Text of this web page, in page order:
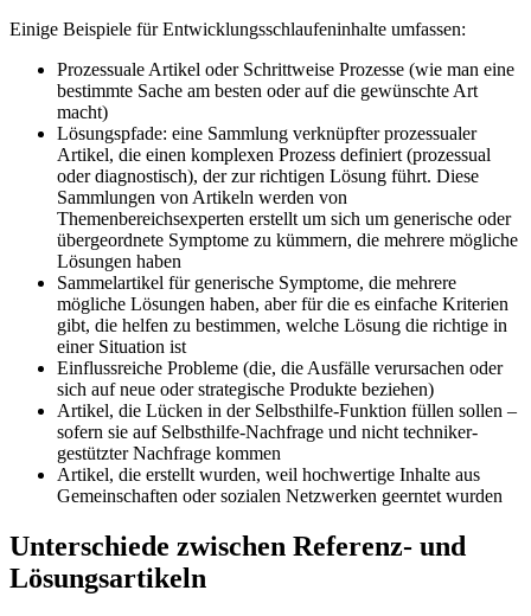
Einige Beispiele für Entwicklungsschlaufeninhalte umfassen:
Prozessuale Artikel oder Schrittweise Prozesse (wie man eine
bestimmte Sache am besten oder auf die gewünschte Art
macht)
Lösungspfade: eine Sammlung verknüpfter prozessualer
Artikel, die einen komplexen Prozess definiert (prozessual
oder diagnostisch), der zur richtigen Lösung führt. Diese
Sammlungen von Artikeln werden von
Themenbereichsexperten erstellt um sich um generische oder
übergeordnete Symptome zu kümmern, die mehrere mögliche
Lösungen haben
Sammelartikel für generische Symptome, die mehrere
mögliche Lösungen haben, aber für die es einfache Kriterien
gibt, die helfen zu bestimmen, welche Lösung die richtige in
einer Situation ist
Einflussreiche Probleme (die, die Ausfälle verursachen oder
sich auf neue oder strategische Produkte beziehen)
Artikel, die Lücken in der Selbsthilfe-Funktion füllen sollen –
sofern sie auf Selbsthilfe-Nachfrage und nicht techniker-
gestützter Nachfrage kommen
Artikel, die erstellt wurden, weil hochwertige Inhalte aus
Gemeinschaften oder sozialen Netzwerken geerntet wurden
Unterschiede zwischen Referenz- und
Lösungsartikeln